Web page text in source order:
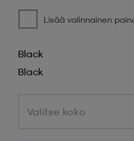
Lisää valinnainen
Black
Black
Valitse koko
Valitse koko